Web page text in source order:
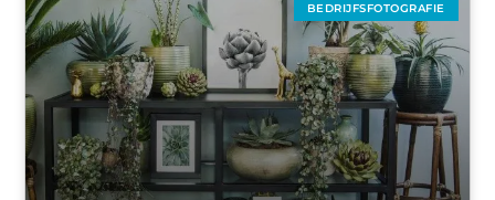
BEDRIJFSFOTOGRAFIE